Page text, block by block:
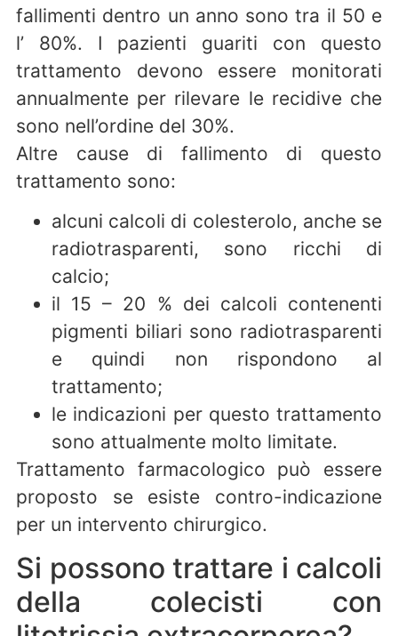
fallimenti dentro un anno sono tra il 50 e
l’ 80%. I pazienti guariti con questo
trattamento devono essere monitorati
annualmente per rilevare le recidive che
sono nell’ordine del 30%.
Altre cause di fallimento di questo
trattamento sono:
alcuni calcoli di colesterolo, anche se
radiotrasparenti, sono ricchi di
calcio;
il 15 – 20 % dei calcoli contenenti
pigmenti biliari sono radiotrasparenti
e quindi non rispondono al
trattamento;
le indicazioni per questo trattamento
sono attualmente molto limitate.
Trattamento farmacologico può essere
proposto se esiste contro-indicazione
per un intervento chirurgico.
Si possono trattare i calcoli
della colecisti con